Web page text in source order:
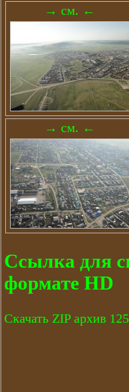
→ см. ←
→ см. ←
Ссылка для
формате HD
Скачать ZIP архив